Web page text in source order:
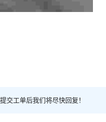
交工单后我们将尽快回复！